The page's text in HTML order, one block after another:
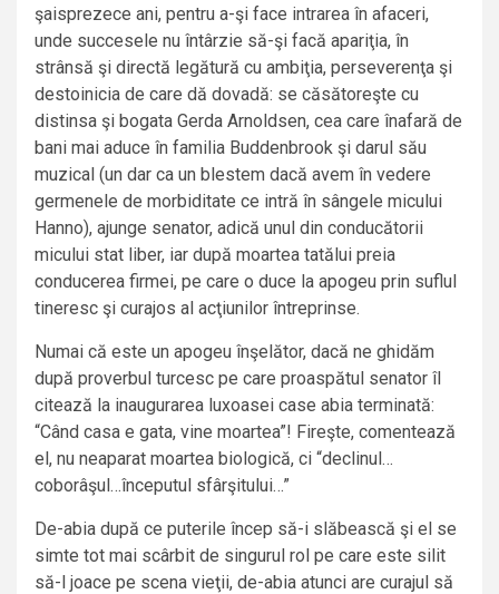
şaisprezece ani, pentru a-şi face intrarea în afaceri,
unde succesele nu întârzie să-şi facă apariţia, în
strânsă şi directă legătură cu ambiţia, perseverenţa şi
destoinicia de care dă dovadă: se căsătoreşte cu
distinsa şi bogata Gerda Arnoldsen, cea care înafară de
bani mai aduce în familia Buddenbrook şi darul său
muzical (un dar ca un blestem dacă avem în vedere
germenele de morbiditate ce intră în sângele micului
Hanno), ajunge senator, adică unul din conducătorii
micului stat liber, iar după moartea tatălui preia
conducerea firmei, pe care o duce la apogeu prin suflul
tineresc şi curajos al acţiunilor întreprinse.
Numai că este un apogeu înşelător, dacă ne ghidăm
după proverbul turcesc pe care proaspătul senator îl
citează la inaugurarea luxoasei case abia terminată:
“Când casa e gata, vine moartea”! Fireşte, comentează
el, nu neaparat moartea biologică, ci “declinul…
coborâşul…începutul sfârşitului…”
De-abia după ce puterile încep să-i slăbească şi el se
simte tot mai scârbit de singurul rol pe care este silit
să-l joace pe scena vieţii, de-abia atunci are curajul să